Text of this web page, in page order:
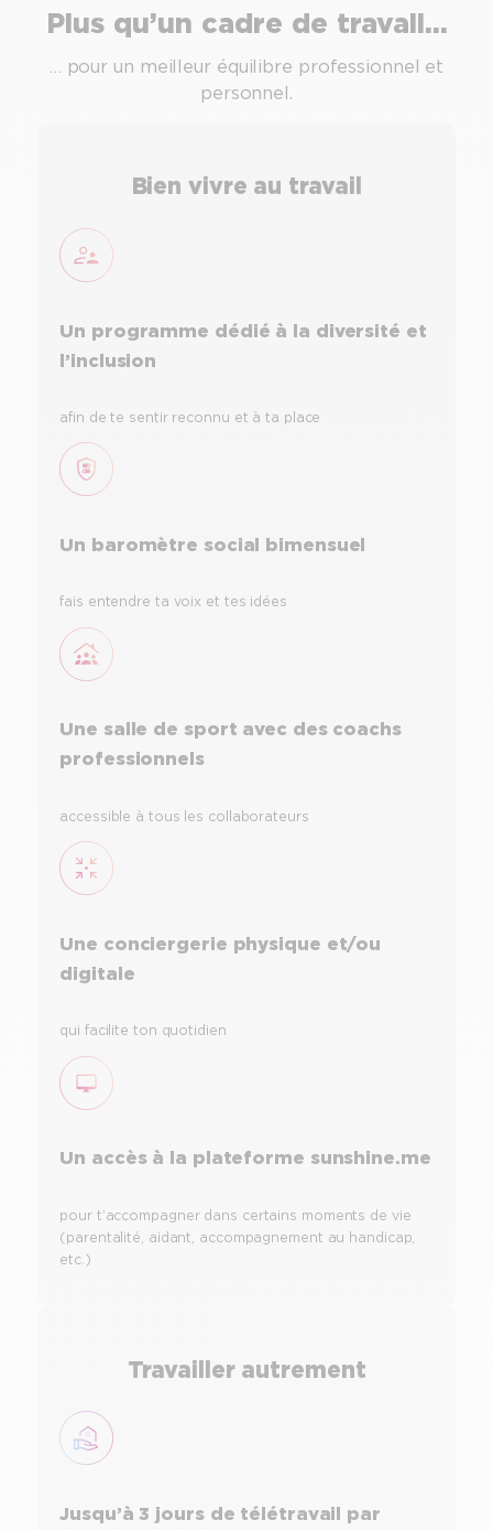
Plus qu’un cadre de travail…
… pour un meilleur équilibre professionnel et
personnel.
Bien vivre au travail
Un programme dédié à la diversité et
l’inclusion
afin de te sentir reconnu et à ta place
Un baromètre social bimensuel
fais entendre ta voix et tes idées
Une salle de sport avec des coachs
professionnels
accessible à tous les collaborateurs
Une conciergerie physique et/ou
digitale
qui facilite ton quotidien
Un accès à la plateforme sunshine.me
pour t’accompagner dans certains moments de vie
(parentalité, aidant, accompagnement au handicap,
etc.)
Travailler autrement
Jusqu’à 3 jours de télétravail par